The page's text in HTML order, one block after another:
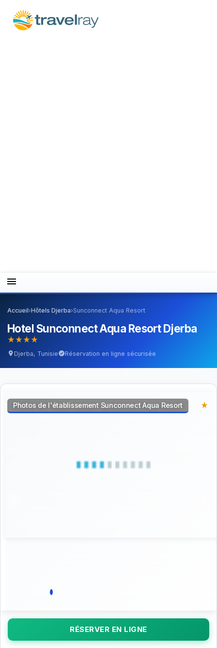
menu
Accueil›Hôtels Djerba›Sunconnect Aqua Resort
Hotel Sunconnect Aqua Resort Djerba
star_ratestar_ratestar_ratestar_rate
location_on Djerba, TunisieverifiedRéservation en ligne sécurisée
Photos de l'établissement Sunconnect Aqua Resort star_rate
star_rate
star_rate
star_rate
RÉSERVER EN LIGNE